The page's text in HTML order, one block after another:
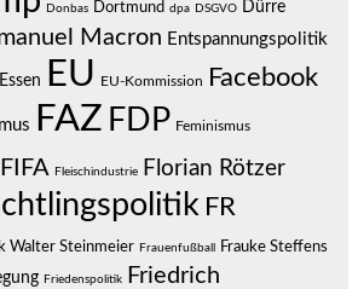
Donbas Dortmund dpa DSGVO Dürre
Macron Entspannungspolitik
Essen EU EU-Kommission
Facebook
FAZ FDP Feminismus
FIFA Fleischindustrie Florian Rötzer
FR
Walter Steinmeier Frauenfußball Frauke Steffens
Friedenspolitik
Friedrich